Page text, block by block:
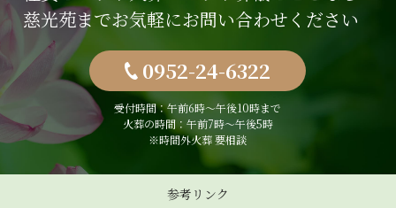
慈光苑までお気軽にお問い合わせください
0952-24-6322
受付時間：午前6時〜午後10時まで
火葬の時間：午前7時～午後5時
※時間外火葬 要相談
参考リンク